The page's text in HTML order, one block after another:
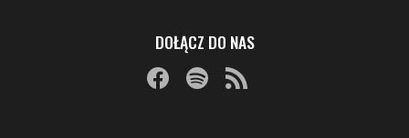
© 1997 - 2025 ArtRock.pl - Wszelkie prawa zastrzeżone.